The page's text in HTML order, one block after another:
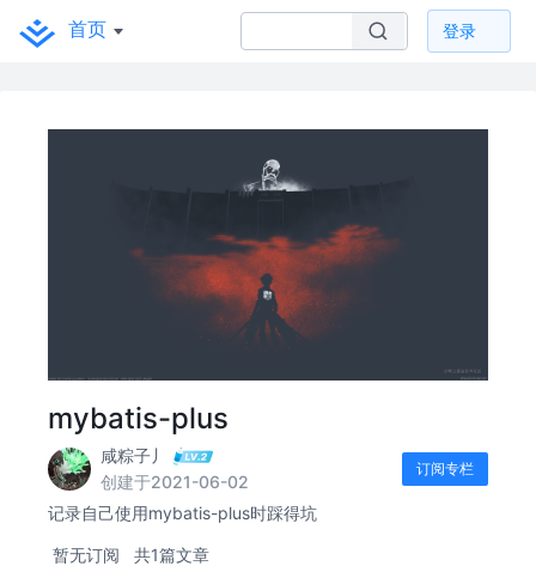
首页 登录
mybatis-plus
咸粽子丿
创建于2021-06-02
订阅专栏
记录自己使用mybatis-plus时踩得坑
暂无订阅 共1篇文章